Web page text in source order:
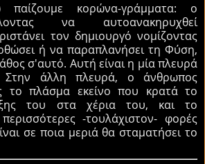
κορώνα-γράμματα: ο
να αυτοανακηρυχθεί
τον δημιουργό νομίζοντας
ή να παραπλανήσει τη Φύση,
σ'αυτό. Αυτή είναι η μία πλευρά
Στην άλλη πλευρά, ο άνθρωπος
το πλάσμα εκείνο που κρατά το
του στα χέρια του, και το
-τουλάχιστον- φορές
σε ποια μεριά θα σταματήσει το